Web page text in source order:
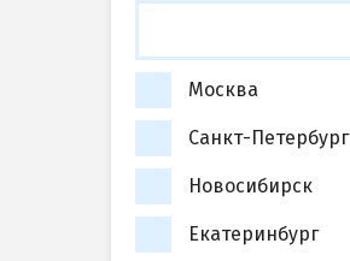
Москва
Санкт-Петербург
Новосибирск
Екатеринбург